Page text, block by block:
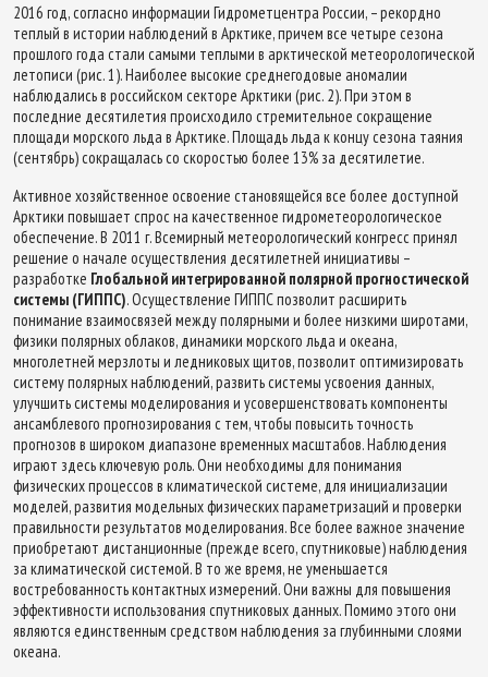
2016 год, согласно информации Гидрометцентра России, – рекордно
теплый в истории наблюдений в Арктике, причем все четыре сезона
прошлого года стали самыми теплыми в арктической метеорологической
летописи (рис. 1). Наиболее высокие среднегодовые аномалии
наблюдались в российском секторе Арктики (рис. 2). При этом в
последние десятилетия происходило стремительное сокращение
площади морского льда в Арктике. Площадь льда к концу сезона таяния
(сентябрь) сокращалась со скоростью более 13% за десятилетие.
Активное хозяйственное освоение становящейся все более доступной
Арктики повышает спрос на качественное гидрометеорологическое
обеспечение. В 2011 г. Всемирный метеорологический конгресс принял
решение о начале осуществления десятилетней инициативы –
разработке Глобальной интегрированной полярной прогностической
системы (ГИППС). Осуществление ГИППС позволит расширить
понимание взаимосвязей между полярными и более низкими широтами,
физики полярных облаков, динамики морского льда и океана,
многолетней мерзлоты и ледниковых щитов, позволит оптимизировать
систему полярных наблюдений, развить системы усвоения данных,
улучшить системы моделирования и усовершенствовать компоненты
ансамблевого прогнозирования с тем, чтобы повысить точность
прогнозов в широком диапазоне временных масштабов. Наблюдения
играют здесь ключевую роль. Они необходимы для понимания
физических процессов в климатической системе, для инициализации
моделей, развития модельных физических параметризаций и проверки
правильности результатов моделирования. Все более важное значение
приобретают дистанционные (прежде всего, спутниковые) наблюдения
за климатической системой. В то же время, не уменьшается
востребованность контактных измерений. Они важны для повышения
эффективности использования спутниковых данных. Помимо этого они
являются единственным средством наблюдения за глубинными слоями
океана.